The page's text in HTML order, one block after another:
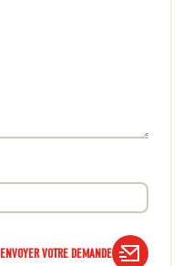
ENVOYER VOTRE DEMANDE